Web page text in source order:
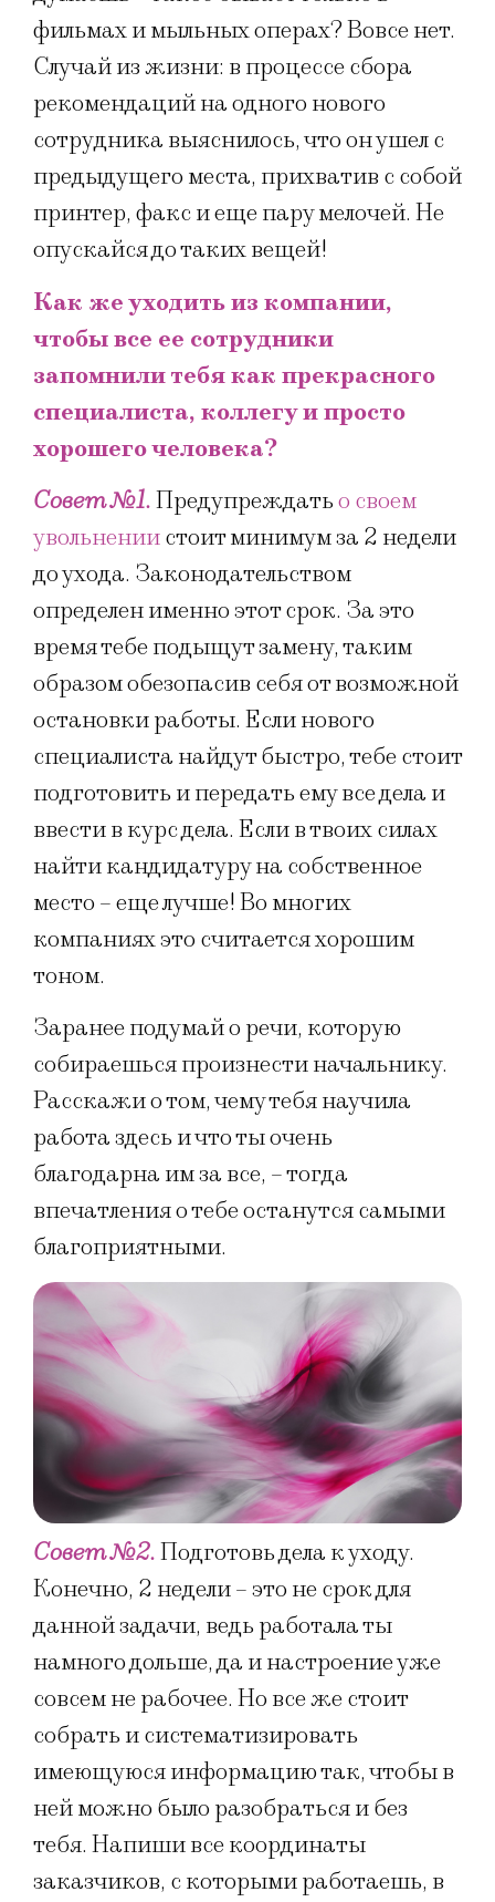
фильмах и мыльных операх? Вовсе нет.
Случай из жизни: в процессе сбора
рекомендаций на одного нового
сотрудника выяснилось, что он ушел с
предыдущего места, прихватив с собой
принтер, факс и еще пару мелочей. Не
опускайся до таких вещей!
Как же уходить из компании,
чтобы все ее сотрудники
запомнили тебя как прекрасного
специалиста, коллегу и просто
хорошего человека?
Совет №1.Предупреждатьо своем
увольнениистоит минимум за 2 недели
до ухода. Законодательством
определен именно этот срок. За это
время тебе подыщут замену, таким
образом обезопасив себя от возможной
остановки работы. Если нового
специалиста найдут быстро, тебе стоит
подготовить и передать ему все дела и
ввести в курс дела. Если в твоих силах
найти кандидатуру на собственное
место – еще лучше! Во многих
компаниях это считается хорошим
тоном.
Заранее подумай о речи, которую
собираешься произнести начальнику.
Расскажи о том, чему тебя научила
работа здесь и что ты очень
благодарна им за все, – тогда
впечатления о тебе останутся самыми
благоприятными.
Совет №2.Подготовь дела к уходу.
Конечно, 2 недели – это не срок для
данной задачи, ведь работала ты
намного дольше, да и настроение уже
совсем не рабочее. Но все же стоит
собрать и систематизировать
имеющуюся информацию так, чтобы в
ней можно было разобраться и без
тебя. Напиши все координаты
заказчиков, с которыми работаешь, в